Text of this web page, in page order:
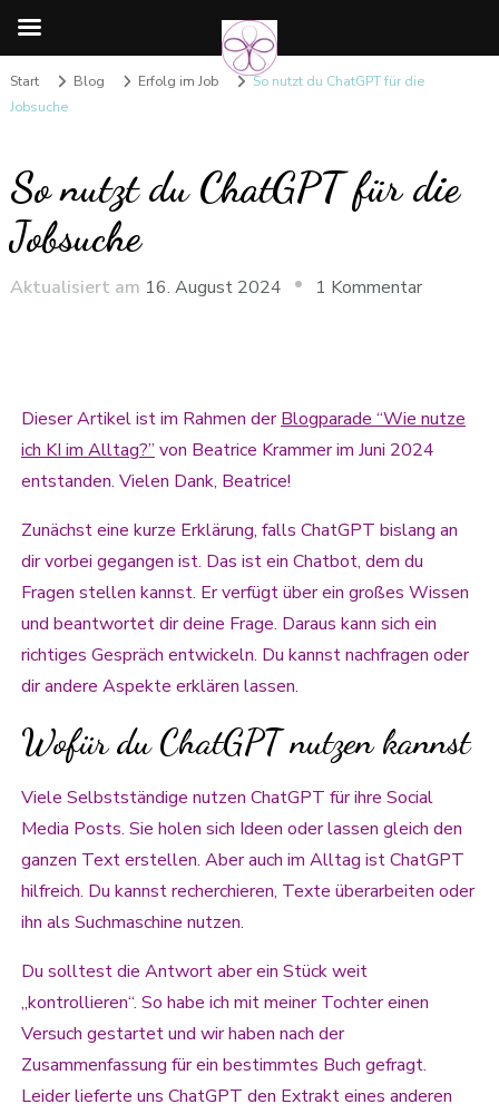
Start Blog Erfolg im Job
So nutzt du ChatGPT für die
Jobsuche
So nutzt du ChatGPT für die
Jobsuche
Aktualisiert am 16. August 2024 1 Kommentar
Dieser Artikel ist im Rahmen derBlogparade “Wie nutze
ich KI im Alltag?” von Beatrice Krammer im Juni 2024
entstanden. Vielen Dank, Beatrice!
Zunächst eine kurze Erklärung, falls ChatGPT bislang an
dir vorbei gegangen ist. Das ist ein Chatbot, dem du
Fragen stellen kannst. Er verfügt über ein großes Wissen
und beantwortet dir deine Frage. Daraus kann sich ein
richtiges Gespräch entwickeln. Du kannst nachfragen oder
dir andere Aspekte erklären lassen.
Wofür du ChatGPT nutzen kannst
Viele Selbstständige nutzen ChatGPT für ihre Social
Media Posts. Sie holen sich Ideen oder lassen gleich den
ganzen Text erstellen. Aber auch im Alltag ist ChatGPT
hilfreich. Du kannst recherchieren, Texte überarbeiten oder
ihn als Suchmaschine nutzen.
Du solltest die Antwort aber ein Stück weit
„kontrollieren“. So habe ich mit meiner Tochter einen
Versuch gestartet und wir haben nach der
Zusammenfassung für ein bestimmtes Buch gefragt.
Leider lieferte uns ChatGPT den Extrakt eines anderen